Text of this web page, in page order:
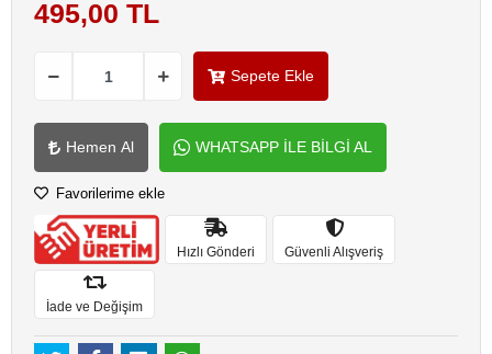
495,00 TL
Sepete Ekle
Hemen Al WHATSAPP İLE BİLGİ AL
Favorilerime ekle
Hızlı Gönderi Güvenli Alışveriş
İade ve Değişim